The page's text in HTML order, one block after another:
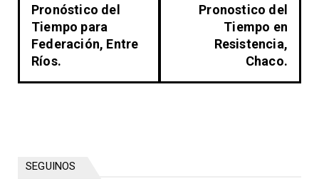
Pronóstico del
Tiempo para
Federación, Entre
Ríos.
Pronostico del
Tiempo en
Resistencia,
Chaco.
SEGUINOS